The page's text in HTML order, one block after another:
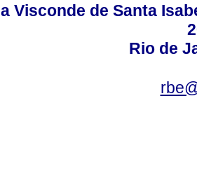
Visconde de Santa
Rio de